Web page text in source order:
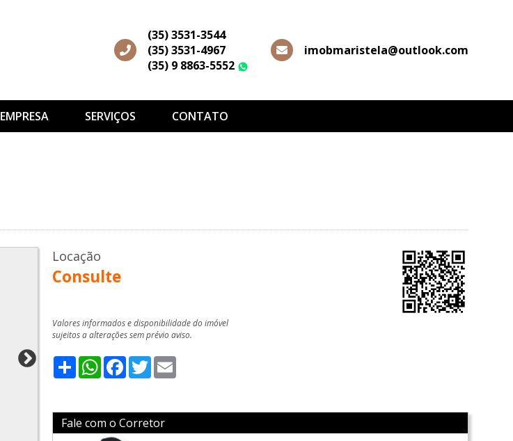
(35) 3531-3544
(35) 3531-4967
(35) 9 8863-5552
imobmaristela@outlook.com
EMPRESA SERVIÇOS CONTATO
Locação
Consulte
Valores informados e disponibilidade do imóvel
sujeitos a alterações sem prévio aviso.
ShareWhatsApp
Facebook
Twitter
Fale com o Corretor